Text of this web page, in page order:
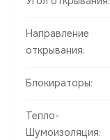
Направление
открывания:
Блокираторы:
Тепло-
Шумоизоляция: